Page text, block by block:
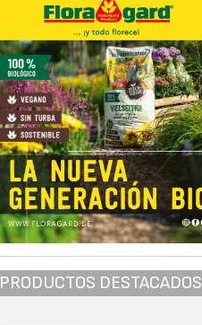
PRODUCTOS DESTACADOS